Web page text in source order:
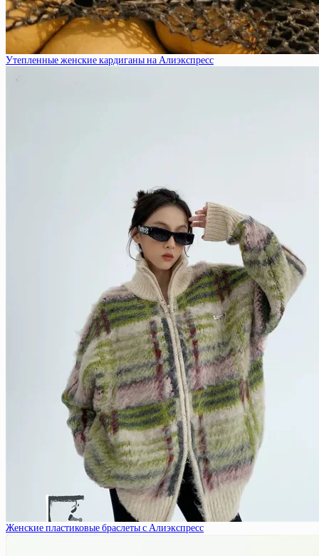
Утепленные женские кардиганы на Алиэкспресс
Женские пластиковые браслеты с Алиэкспресс